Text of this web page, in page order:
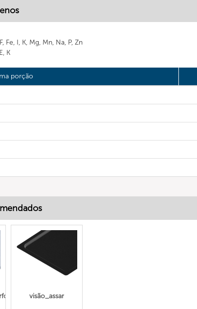
Fe, I, K, Mg, Mn, Na, P, Zn
K
porção
visão_assar